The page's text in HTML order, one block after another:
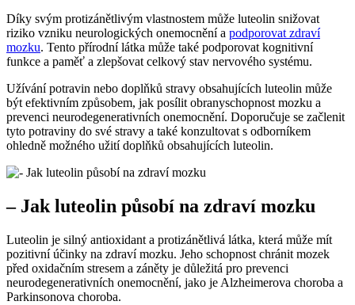
Díky svým protizánětlivým vlastnostem může luteolin snižovat
riziko vzniku neurologických onemocnění a podporovat zdraví
mozku. Tento přírodní látka může také podporovat kognitivní
funkce a paměť a zlepšovat celkový stav nervového systému.
Užívání potravin nebo doplňků stravy obsahujících luteolin může
být efektivním způsobem, jak posílit obranyschopnost mozku a
prevenci neurodegenerativních onemocnění. Doporučuje se začlenit
tyto potraviny do své stravy a také konzultovat s odborníkem
ohledně možného užití doplňků obsahujících luteolin.
– Jak luteolin působí na zdraví mozku
Luteolin je silný antioxidant a protizánětlivá látka, která může mít
pozitivní účinky na zdraví mozku. Jeho schopnost chránit mozek
před oxidačním stresem a záněty je důležitá pro prevenci
neurodegenerativních onemocnění, jako je Alzheimerova choroba a
Parkinsonova choroba.